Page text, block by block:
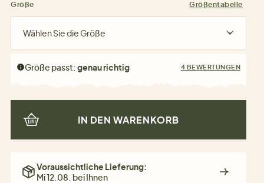
Größe Größentabelle
Wählen Sie die Größe
Größe passt:genau richtig 4 BEWERTUNGEN
IN DEN WARENKORB
Voraussichtliche Lieferung:
Mi 12.08. bei Ihnen